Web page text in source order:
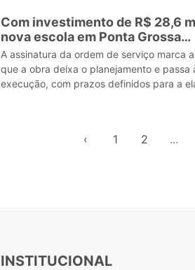
Com investimento de R$ 28,6
nova escola em Ponta Grossa
beneficiará 1.500 alunos
A assinatura da ordem de serviço marca
que a obra deixa o planejamento e passa
execução, com prazos definidos para a
‹ 1 2 ...
INSTITUCIONAL